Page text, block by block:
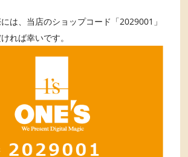
は、当店のショップコード「2029001」
れば幸いです。